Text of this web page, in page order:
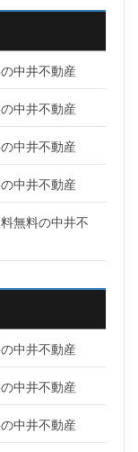
中井不動産
中井不動産
中井不動産
中井不動産
無料の中井不
中井不動産
中井不動産
中井不動産